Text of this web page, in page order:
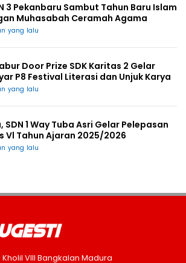
3 Pekanbaru Sambut Tahun Baru Islam
Muhasabah Ceramah Agama
yang lalu
Door Prize SDK Karitas 2 Gelar
P8 Festival Literasi dan Unjuk Karya
yang lalu
SDN 1 Way Tuba Asri Gelar Pelepasan
Vl Tahun Ajaran 2025/2026
yang lalu
Kholil VIII Bangkalan Madura